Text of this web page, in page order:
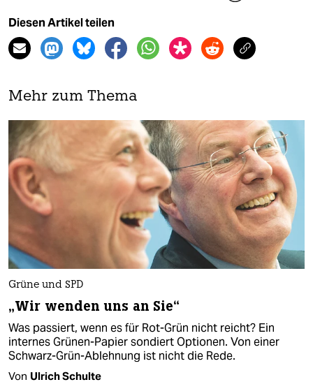
Diesen Artikel teilen
Mehr zum Thema
Grüne und SPD
„Wir wenden uns an Sie“
Was passiert, wenn es für Rot-Grün nicht reicht? Ein
internes Grünen-Papier sondiert Optionen. Von einer
Schwarz-Grün-Ablehnung ist nicht die Rede.
Von Ulrich Schulte